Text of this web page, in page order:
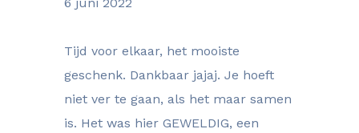
Tijd voor elkaar, het mooiste
geschenk. Dankbaar jajaj. Je hoeft
niet ver te gaan, als het maar samen
is. Het was hier GEWELDIG, een